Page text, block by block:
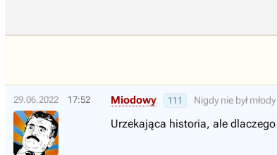
29.06.2022 17:52 Miodowy 111 Nigdy nie był młody
Urzekająca historia, ale